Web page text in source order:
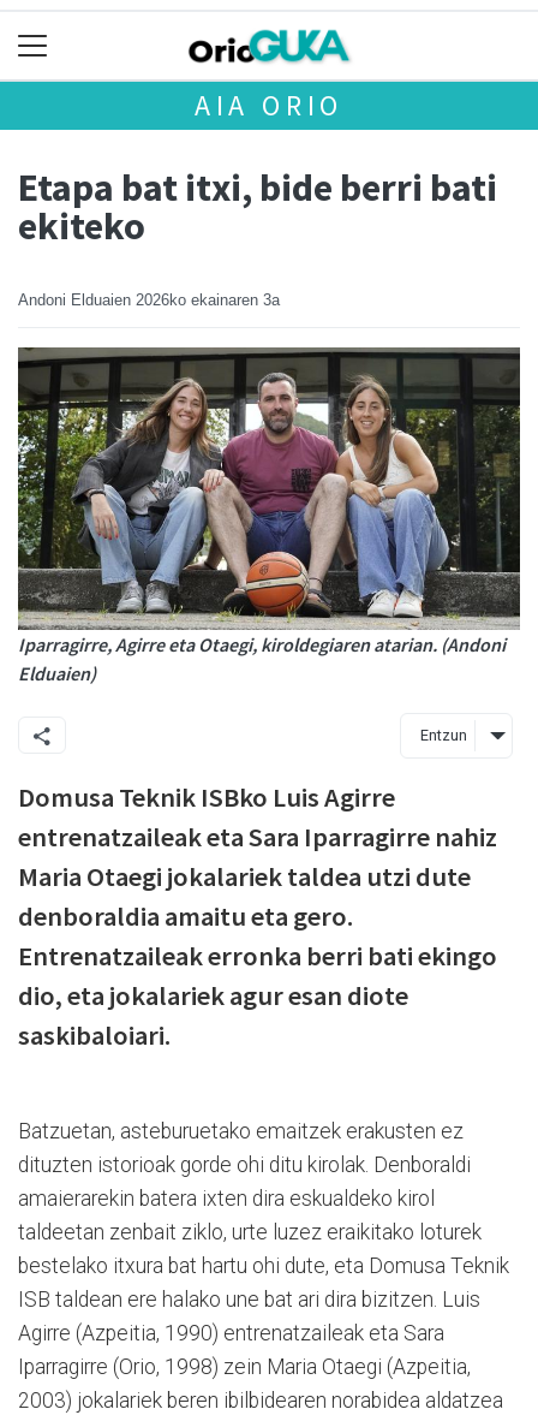
AIA ORIO
Etapa bat itxi, bide berri bati
ekiteko
Andoni Elduaien 2026ko ekainaren 3a
Iparragirre, Agirre eta Otaegi, kiroldegiaren atarian. (Andoni
Elduaien)
Entzun
Domusa Teknik ISBko Luis Agirre
entrenatzaileak eta Sara Iparragirre nahiz
Maria Otaegi jokalariek taldea utzi dute
denboraldia amaitu eta gero.
Entrenatzaileak erronka berri bati ekingo
dio, eta jokalariek agur esan diote
saskibaloiari.
Batzuetan, asteburuetako emaitzek erakusten ez
dituzten istorioak gorde ohi ditu kirolak. Denboraldi
amaierarekin batera ixten dira eskualdeko kirol
taldeetan zenbait ziklo, urte luzez eraikitako loturek
bestelako itxura bat hartu ohi dute, eta Domusa Teknik
ISB taldean ere halako une bat ari dira bizitzen. Luis
Agirre (Azpeitia, 1990) entrenatzaileak eta Sara
Iparragirre (Orio, 1998) zein Maria Otaegi (Azpeitia,
2003) jokalariek beren ibilbidearen norabidea aldatzea